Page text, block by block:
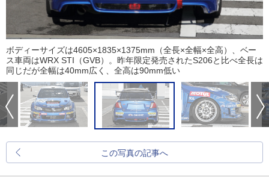
ボディーサイズは4605×1835×1375mm（全長×全幅×全高）、ベー
ス車両はWRX STI（GVB）。昨年限定発売されたS206と比べ全長は
同じだが全幅は40mm広く、全高は90mm低い
この写真の記事へ